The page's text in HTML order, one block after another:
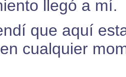
llegó a mí.
que aquí
cualquier